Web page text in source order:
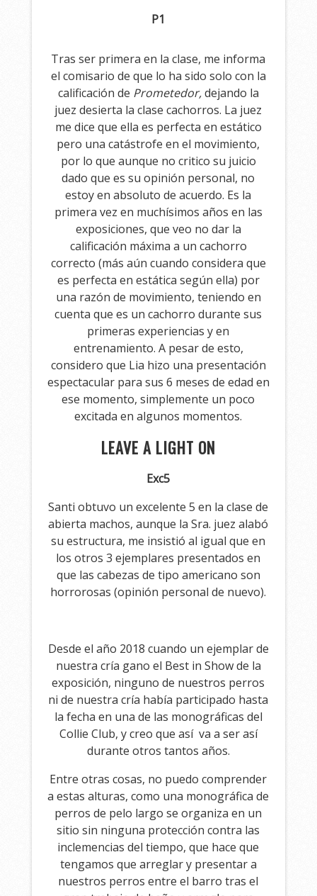
P1
Tras ser primera en la clase, me informa
el comisario de que lo ha sido solo con la
calificación de Prometedor,dejando la
juez desierta la clase cachorros. La juez
me dice que ella es perfecta en estático
pero una catástrofe en el movimiento,
por lo que aunque no critico su juicio
dado que es su opinión personal, no
estoy en absoluto de acuerdo. Es la
primera vez en muchísimos años en las
exposiciones, que veo no dar la
calificación máxima a un cachorro
correcto (más aún cuando considera que
es perfecta en estática según ella) por
una razón de movimiento, teniendo en
cuenta que es un cachorro durante sus
primeras experiencias y en
entrenamiento. A pesar de esto,
considero que Lia hizo una presentación
espectacular para sus 6 meses de edad en
ese momento, simplemente un poco
excitada en algunos momentos.
LEAVE A LIGHT ON
Exc5
Santi obtuvo un excelente 5 en la clase de
abierta machos, aunque la Sra. juez alabó
su estructura, me insistió al igual que en
los otros 3 ejemplares presentados en
que las cabezas de tipo americano son
horrorosas (opinión personal de nuevo).
Desde el año 2018 cuando un ejemplar de
nuestra cría gano el Best in Show de la
exposición, ninguno de nuestros perros
ni de nuestra cría había participado hasta
la fecha en una de las monográficas del
Collie Club, y creo que así va a ser así
durante otros tantos años.
Entre otras cosas, no puedo comprender
a estas alturas, como una monográfica de
perros de pelo largo se organiza en un
sitio sin ninguna protección contra las
inclemencias del tiempo, que hace que
tengamos que arreglar y presentar a
nuestros perros entre el barro tras el